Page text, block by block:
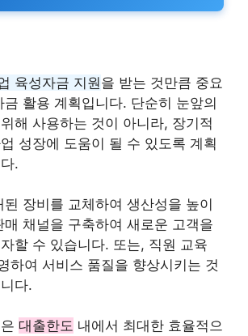
육성자금 지원을 받는 것만큼 중요
금 활용 계획입니다. 단순히 눈앞의
해 사용하는 것이 아니라, 장기적
성장에 도움이 될 수 있도록 계획
.
장비를 교체하여 생산성을 높이
매 채널을 구축하여 새로운 고객을
할 수 있습니다. 또는, 직원 교육
하여 서비스 품질을 향상시키는 것
다.
대출한도 내에서 최대한 효율적으